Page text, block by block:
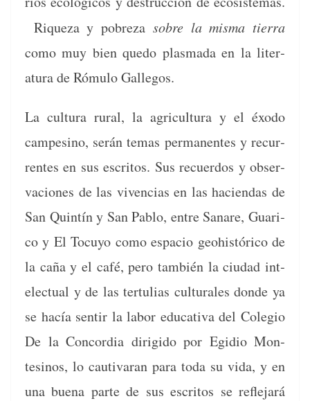
Riqueza y pobreza sobre la mis­ma tier­ra
como muy bien que­do plas­ma­da en la lit­er­
atu­ra de Rómu­lo Gallegos.
La cul­tura rur­al, la agri­cul­tura y el éxo­do
campesino, serán temas per­ma­nentes y recur­
rentes en sus escritos. Sus recuer­dos y obser­
va­ciones de las viven­cias en las hacien­das de
San Quin­tín y San Pablo, entre Sanare, Guari­
co y El Tocuyo como espa­cio geo­históri­co de
la caña y el café, pero tam­bién la ciu­dad int­
elec­tu­al y de las ter­tu­lias cul­tur­ales donde ya
se hacía sen­tir la labor educa­ti­va del Cole­gio
De la Con­cor­dia dirigi­do por Egidio Mon­
tesinos, lo cau­ti­varan para toda su vida, y en
una bue­na parte de sus escritos se refle­jará